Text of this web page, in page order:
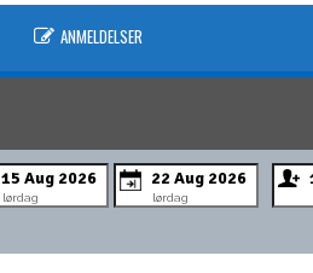
ANMELDELSER
lørdag lørdag